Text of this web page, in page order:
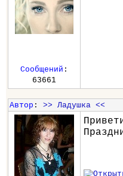
Сообщений :
63661
Автор : >> Ладушка <<